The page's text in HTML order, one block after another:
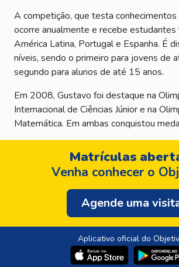
A competição, que testa
ocorre anualmente e recebe estudantes
América Latina, Portugal e Espanha. É
níveis, sendo o primeiro para jovens de
segundo para alunos de até 15 anos.
Em 2008, Gustavo foi destaque na
Internacional de Ciências Júnior e na
Matemática. Em ambas conquistou
Matrículas
Venha conhecer o
Agende uma
Aplicativo oficial do